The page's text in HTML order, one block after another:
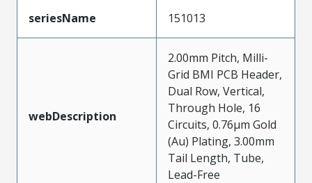
seriesName 151013
webDescription
2.00mm Pitch, Milli-
Grid BMI PCB Header,
Dual Row, Vertical,
Through Hole, 16
Circuits, 0.76µm Gold
(Au) Plating, 3.00mm
Tail Length, Tube,
Lead-Free